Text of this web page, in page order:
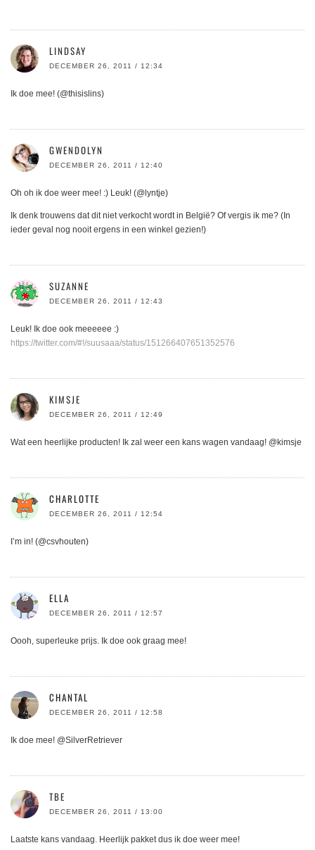
LINDSAY
DECEMBER 26, 2011 / 12:34
Ik doe mee! (@thisislins)
GWENDOLYN
DECEMBER 26, 2011 / 12:40
Oh oh ik doe weer mee! :) Leuk! (@lyntje)
Ik denk trouwens dat dit niet verkocht wordt in België? Of vergis ik me? (In
ieder geval nog nooit ergens in een winkel gezien!)
SUZANNE
DECEMBER 26, 2011 / 12:43
Leuk! Ik doe ook meeeeee :)
https://twitter.com/#!/suusaaa/status/151266407651352576
KIMSJE
DECEMBER 26, 2011 / 12:49
Wat een heerlijke producten! Ik zal weer een kans wagen vandaag! @kimsje
CHARLOTTE
DECEMBER 26, 2011 / 12:54
I’m in! (@csvhouten)
ELLA
DECEMBER 26, 2011 / 12:57
Oooh, superleuke prijs. Ik doe ook graag mee!
CHANTAL
DECEMBER 26, 2011 / 12:58
Ik doe mee! @SilverRetriever
TBE
DECEMBER 26, 2011 / 13:00
Laatste kans vandaag. Heerlijk pakket dus ik doe weer mee!